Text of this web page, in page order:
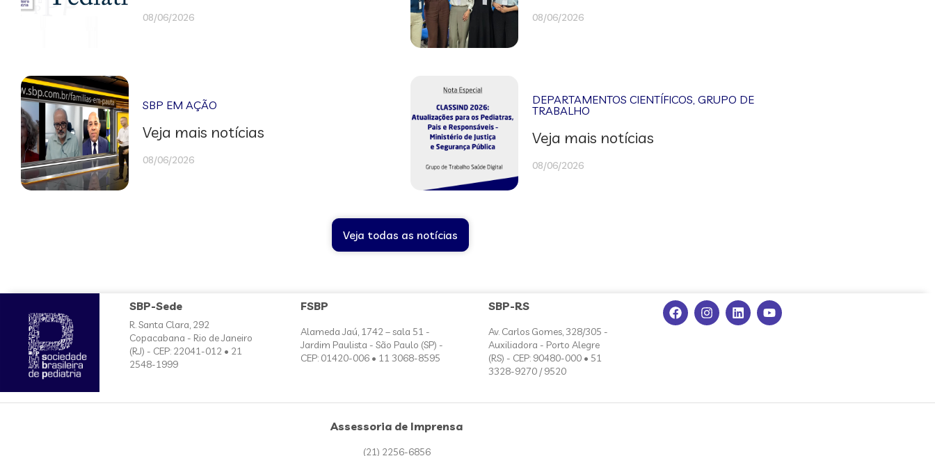
08/06/2026 08/06/2026
SBP EM AÇÃO
Veja mais notícias
08/06/2026
DEPARTAMENTOS CIENTÍFICOS ,GRUPO DE
TRABALHO
Veja mais notícias
08/06/2026
Veja todas as notícias
SBP-Sede
R. Santa Clara, 292
Copacabana - Rio de Janeiro
(RJ) - CEP: 22041-012 • 21
2548-1999
FSBP
Alameda Jaú, 1742 – sala 51 -
Jardim Paulista - São Paulo (SP) -
CEP: 01420-006 • 11 3068-8595
SBP-RS
Av. Carlos Gomes, 328/305 -
Auxiliadora - Porto Alegre
(RS) - CEP: 90480-000 • 51
3328-9270 / 9520
Assessoria de Imprensa
(21) 2256-6856